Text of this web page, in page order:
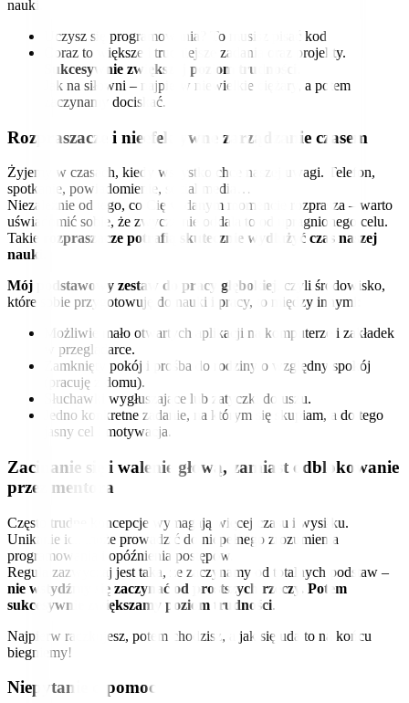
nauki.
Uczysz się programowania? To musisz pisać kod!
Coraz to większe i trudniejsze zadania oraz projekty.
Sukcesywnie zwiększaj poziom trudności
Jak na siłowni – najpierw niewielkie ciężary, a potem
zaczynamy dociskać.
Rozpraszacze i nieefektywne zarządzanie czasem
Żyjemy w czasach, kiedy wszystko chce naszej uwagi. Telefon,
spotkanie, powiadomienie, social media…
Niezależnie od tego, co Cię w danym momencie rozprasza – warto
uświadomić sobie, że zwyczajnie oddala to od upragnionego celu.
Takie
rozpraszacze potrafią skutecznie wydłużyć czas naszej
nauki
Mój podstawowy zestaw do pracy głębokiej
, czyli środowisko,
które sobie przygotowuję do nauki i pracy, to między innymi:
Możliwie mało otwartych aplikacji na komputerze i zakładek
w przeglądarce.
Zamknięty pokój i prośba do rodziny o względny spokój
(pracuję z domu).
Słuchawki wygłuszające lub zatyczki do uszu.
Jedno konkretne zadanie, na którym się skupiam, a do tego
jasny cel i motywacja.
Zacinanie się i walenie głową, zamiast odblokowanie
przez mentora
Często trudne koncepcje wymagają więcej czasu i wysiłku.
Unikanie ich może prowadzić do niepełnego zrozumienia
programowania i opóźnienia postępów.
Reguła zazwyczaj jest taka, że zaczynamy od totalnych podstaw –
nie wstydźmy się zaczynać od prostszych rzeczy. Potem
sukcesywnie zwiększamy poziom trudności.
Najpierw raczkujesz, potem chodzisz, a jak się uda to na końcu
biegniemy!
Niepytanie o pomoc